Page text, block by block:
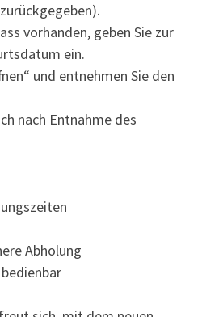
vorhanden, geben Sie zur
ein.
und entnehmen Sie den
nach Entnahme des
Abholung